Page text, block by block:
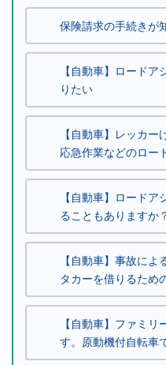
保険請求の手続きが
【自動車】ロード
りたい
【自動車】レッカ
応急作業などのロー
【自動車】ロード
ることもありますか
【自動車】事故に
タカーを借りるため
【自動車】ファミ
す。原動機付自転車